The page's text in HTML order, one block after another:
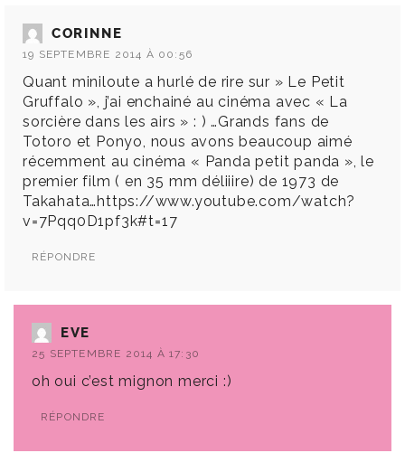
CORINNE
19 SEPTEMBRE 2014 À 00:56
Quant miniloute a hurlé de rire sur » Le Petit
Gruffalo », j’ai enchainé au cinéma avec « La
sorcière dans les airs » : ) …Grands fans de
Totoro et Ponyo, nous avons beaucoup aimé
récemment au cinéma « Panda petit panda », le
premier film ( en 35 mm déliiire) de 1973 de
Takahata…https://www.youtube.com/watch?
v=7Pqq0D1pf3k#t=17
RÉPONDRE
EVE
25 SEPTEMBRE 2014 À 17:30
oh oui c’est mignon merci :)
RÉPONDRE